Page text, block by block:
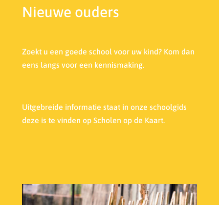
Nieuwe ouders
Zoekt u een goede school voor uw kind? Kom dan
eens langs voor een kennismaking.
Uitgebreide informatie staat in onze schoolgids
deze is te vinden op Scholen op de Kaart.